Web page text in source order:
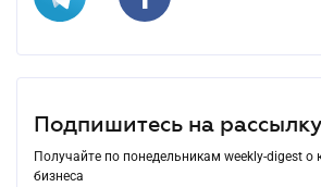
Подпишитесь на рассылку
Получайте по понедельникам weekly-digest
бизнеса